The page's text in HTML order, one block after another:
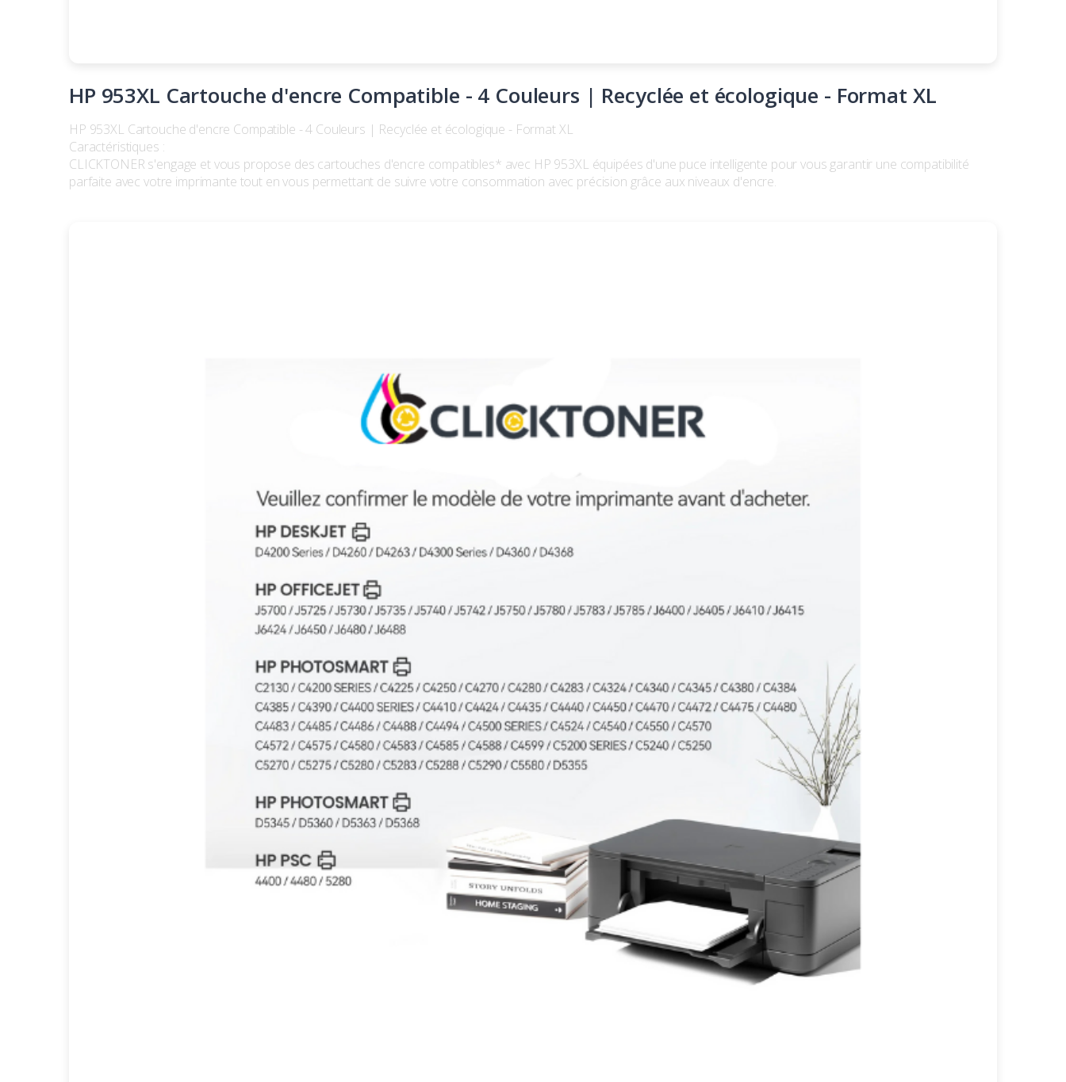
HP 953XL Cartouche d'encre Compatible - 4 Couleurs | Recyclée et écologique - Format XL
HP 953XL Cartouche d'encre Compatible - 4 Couleurs | Recyclée et écologique - Format XL
Caractéristiques :
CLICKTONER s'engage et vous propose des cartouches d'encre compatibles* avec HP 953XL équipées d'une puce intelligente pour vous garantir une compatibilité
parfaite avec votre imprimante tout en vous permettant de suivre votre consommation avec précision grâce aux niveaux d'encre.